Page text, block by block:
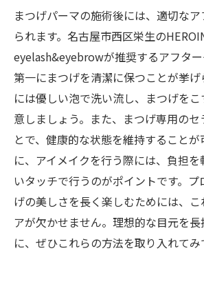
まつげパーマの施術後には、適切な
られます。名古屋市西区栄生の
eyelash&eyebrowが推奨するアフタ
第一にまつげを清潔に保つことが挙
には優しい泡で洗い流し、まつげを
意しましょう。また、まつげ専用の
とで、健康的な状態を維持することが
に、アイメイクを行う際には、負担
いタッチで行うのがポイントです。
げの美しさを長く楽しむためには、
アが欠かせません。理想的な目元を
に、ぜひこれらの方法を取り入れてみ